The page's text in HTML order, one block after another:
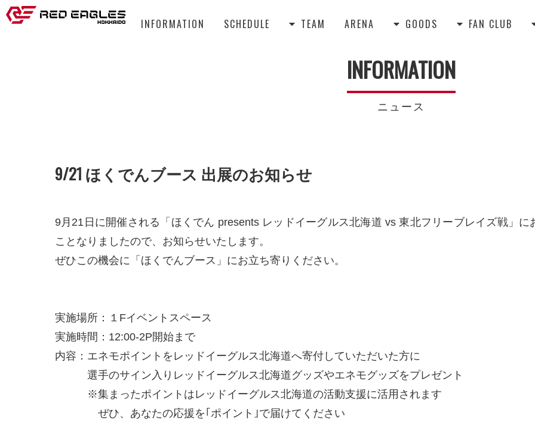
INFORMATION SCHEDULE  TEAM ARENA  GOODS  FAN CLUB
INFORMATION
ニュース
9/21 ほくでんブース 出展のお知らせ
9月21日に開催される「ほくでん presents レッドイーグルス北海道 vs 東北フリーブレイズ戦」
ことなりましたので、お知らせいたします。
ぜひこの機会に「ほくでんブース」にお立ち寄りください。
実施場所：１Fイベントスペース
実施時間：12:00-2P開始まで
内容：エネモポイントをレッドイーグルス北海道へ寄付していただいた方に
選手のサイン入りレッドイーグルス北海道グッズやエネモグッズをプレゼント
※集まったポイントはレッドイーグルス北海道の活動支援に活用されます
ぜひ、あなたの応援を｢ポイント｣で届けてください